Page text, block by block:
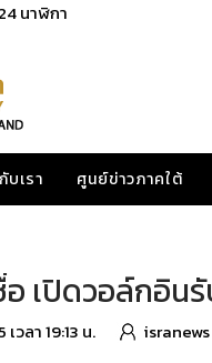
นาฬิกา
บเรา ศูนย์ข่าวภาคใต้
เปิดวอล์กอินรั
วลา 19:13 น. isranews